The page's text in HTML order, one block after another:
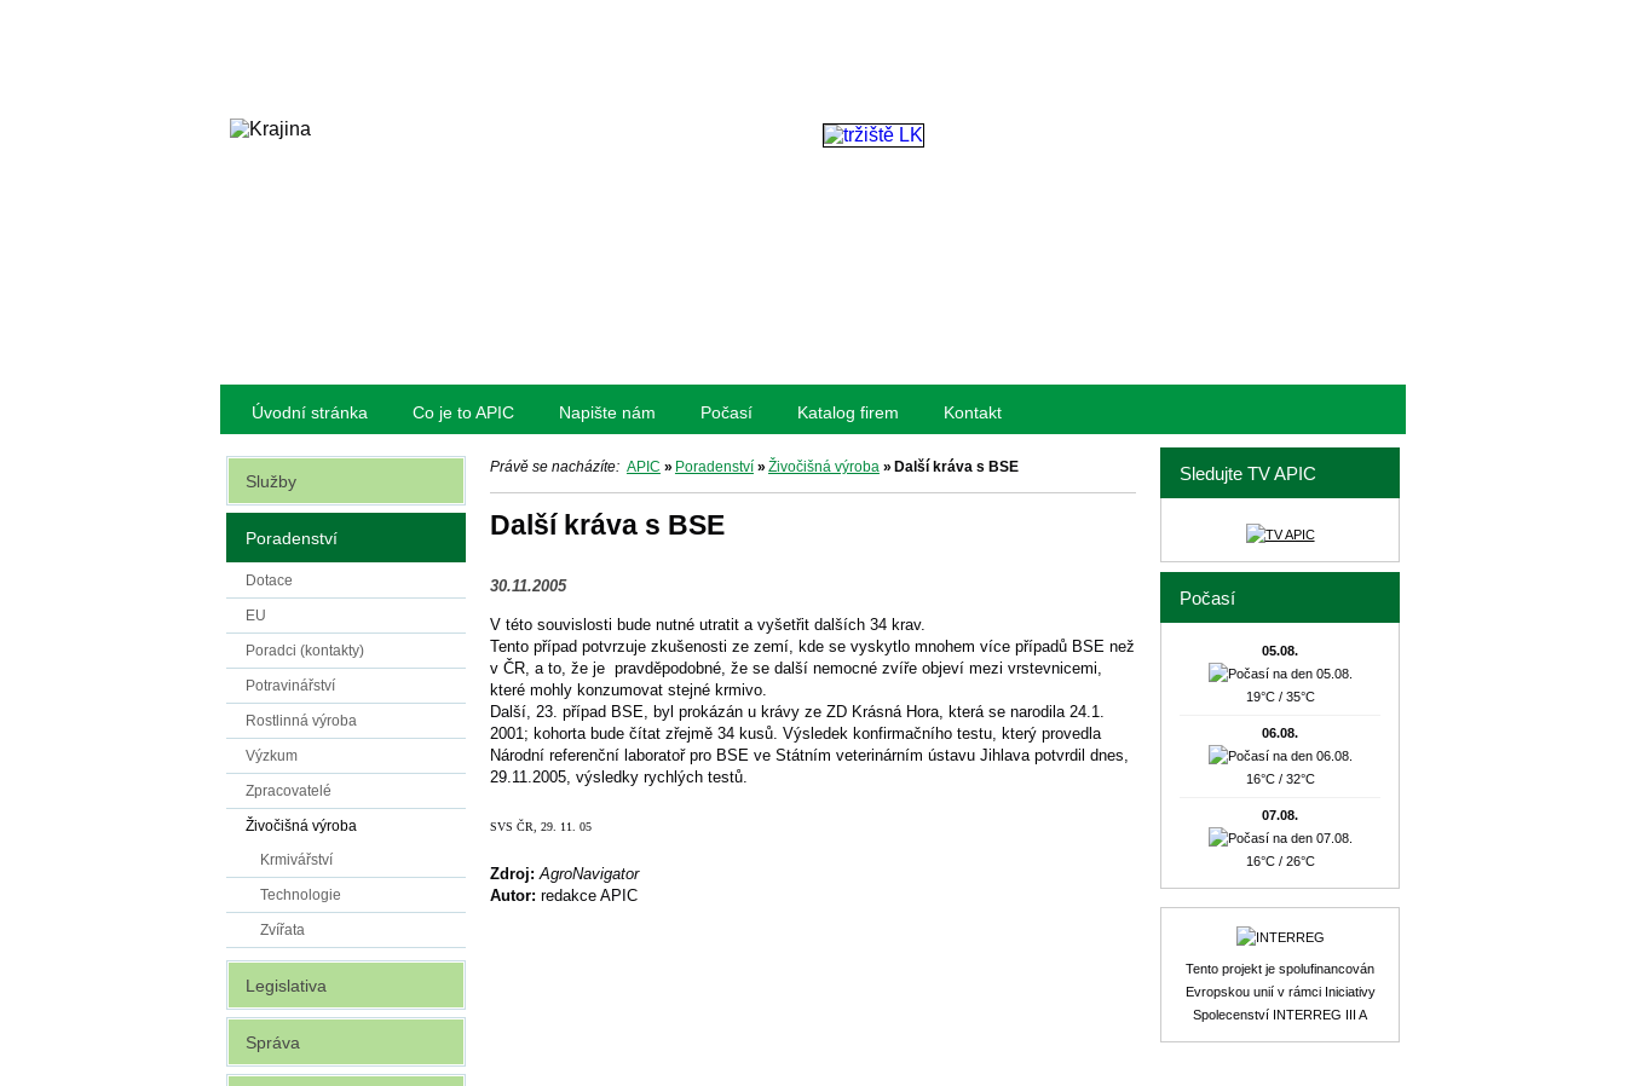
Úvodní stránka Co je to APIC Napište nám Počasí Katalog firem Kontakt
Právě se nacházíte: APIC » Poradenství» Živočišná výroba » Další kráva s BSE
Další kráva s BSE
30.11.2005
V této souvislosti bude nutné utratit a vyšetřit dalších 34 krav.
Tento případ potvrzuje zkušenosti ze zemí, kde se vyskytlo mnohem více případů BSE než
v ČR, a to, že je pravděpodobné, že se další nemocné zvíře objeví mezi vrstevnicemi,
které mohly konzumovat stejné krmivo.
Další, 23. případ BSE, byl prokázán u krávy ze ZD Krásná Hora, která se narodila 24.1.
2001; kohorta bude čítat zřejmě 34 kusů. Výsledek konfirmačního testu, který provedla
Národní referenční laboratoř pro BSE ve Státním veterinárním ústavu Jihlava potvrdil dnes,
29.11.2005, výsledky rychlých testů.
SVS ČR, 29. 11. 05
Zdroj: AgroNavigator
Autor: redakce APIC
Služby
Poradenství
Dotace
EU
Poradci (kontakty)
Potravinářství
Rostlinná výroba
Výzkum
Zpracovatelé
Živočišná výroba
Krmivářství
Technologie
Zvířata
Legislativa
Správa
Sledujte TV APIC
Počasí
05.08.
19°C / 35°C
06.08.
16°C / 32°C
07.08.
16°C / 26°C
Tento projekt je spolufinancován
Evropskou unií v rámci Iniciativy
Spolecenství INTERREG III A